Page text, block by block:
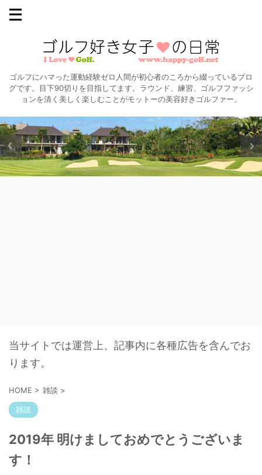
ゴルフにハマった運動経験ゼロ人間が初心者のころから綴っているブロ
グです。目下90切りを目指してます。ラウンド、練習、ゴルフファッシ
ョンを清く美しく楽しむことがモットーの美容好きゴルファー。
当サイトでは運営上、記事内に各種広告を含んでお
ります。
HOME > 雑談 >
雑談
2019年 明けましておめでとうございま
す！